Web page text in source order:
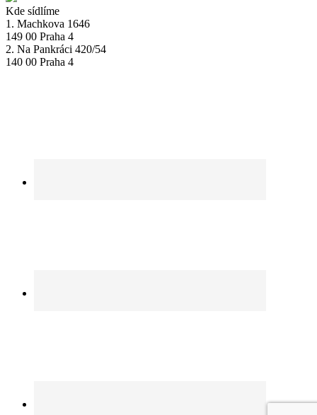
Kde sídlíme
1. Machkova 1646
149 00 Praha 4
2. Na Pankráci 420/54
140 00 Praha 4